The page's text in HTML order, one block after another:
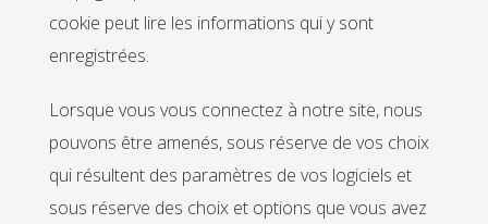
cookie peut lire les informations qui y sont
enregistrées.
Lorsque vous vous connectez à notre site, nous
pouvons être amenés, sous réserve de vos choix
qui résultent des paramètres de vos logiciels et
sous réserve des choix et options que vous avez